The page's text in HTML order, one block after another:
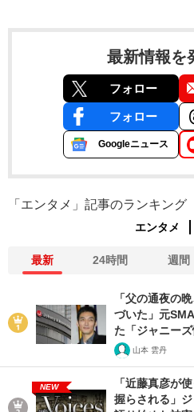
最新情報を
フォロー
フォロー
Googleニュース
「エンタメ」記事のランキング
エンタメ
最新 24時間 週間
「父の通夜の
づいた」元
た「ジャニー
山本 雲丹
NEW
「近藤真彦が
握らされる」ジ